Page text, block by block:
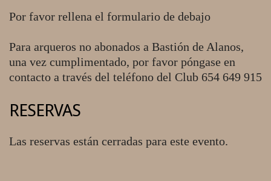
Por favor rellena el formulario de debajo
Para arqueros no abonados a Bastión de Alanos,
una vez cumplimentado, por favor póngase en
contacto a través del teléfono del Club 654 649 915
RESERVAS
Las reservas están cerradas para este evento.